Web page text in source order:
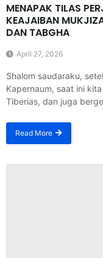
MENAPAK TILAS
KEAJAIBAN
DAN TABGHA
April 27, 2026
Shalom saudaraku,
Kapernaum, saat ini
Tiberias, dan juga
Read More